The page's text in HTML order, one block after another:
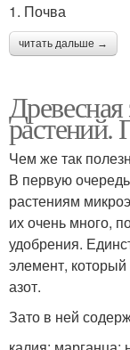
1. Почва
читать дальше →
Древесная
растений.
Чем же так
В первую
растениям
их очень много,
удобрения.
элемент, который
азот.
Зато в ней